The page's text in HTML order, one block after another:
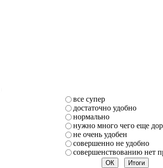
все супер
достаточно удобно
нормально
нужно много чего еще
не очень удобен
совершенно не удобно
совершенствованию нет